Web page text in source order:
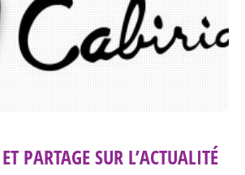
PARTAGE SUR L’ACTUALITÉ